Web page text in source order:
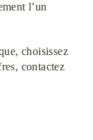
l’un
choisissez
contactez